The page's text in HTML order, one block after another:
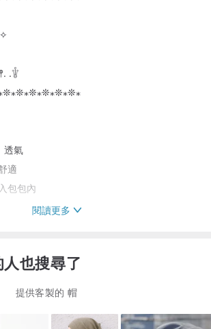
.𓇚
透氣
適
包包內
閱讀更多
也搜尋了
提供客製的 帽